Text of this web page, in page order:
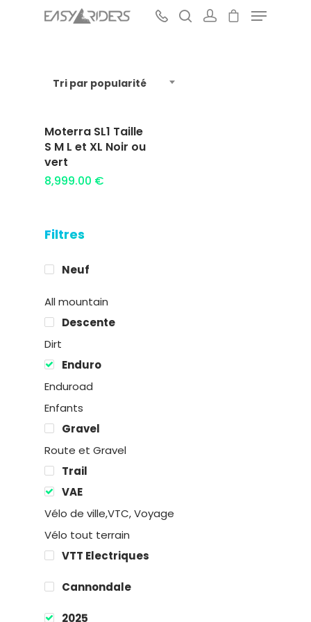
Hit enter to search or ESC to close
Tri par popularité
Filtres
Neuf
All mountain
Descente
Dirt
Enduro
Enduroad
Enfants
Gravel
Route et Gravel
Trail
VAE
Vélo de ville,VTC, Voyage
Vélo tout terrain
VTT Electriques
Cannondale
2025
Ajouter au
panier
Moterra SL1 Taille
S M L et XL Noir ou
vert
8,999.00 €